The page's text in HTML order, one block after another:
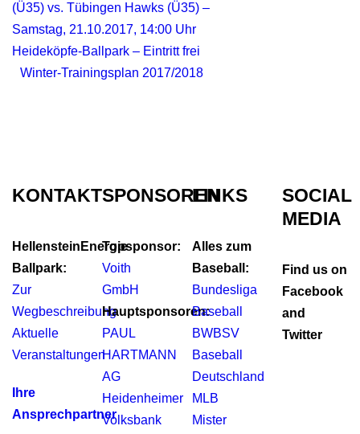
(Ü35) vs. Tübingen Hawks (Ü35) –
Samstag, 21.10.2017, 14:00 Uhr
Heideköpfe-Ballpark – Eintritt frei
Winter-Trainingsplan 2017/2018
KONTAKT
HellensteinEnergie
Ballpark:
Zur
Wegbeschreibung
Aktuelle
Veranstaltungen
Ihre
Ansprechpartner
SPONSOREN
Topsponsor:
Voith
GmbH
Hauptsponsoren:
PAUL
HARTMANN
AG
Heidenheimer
Volksbank
LINKS
Alles zum
Baseball:
Bundesliga
Baseball
BWBSV
Baseball
Deutschland
MLB
Mister
SOCIAL
MEDIA
Find us on
Facebook
and
Twitter